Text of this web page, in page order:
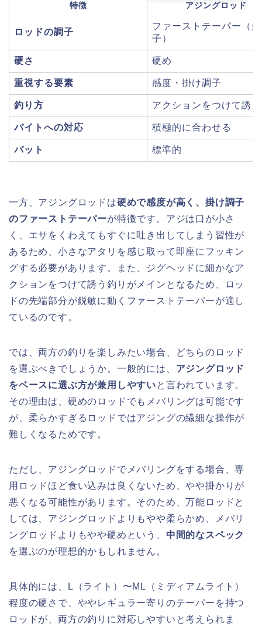
特徴 アジングロッド
ロッドの調子
ファーストテーパー（
子）
硬さ 硬め
重視する要素 感度・掛け調子
釣り方 アクションをつけて誘う
バイトへの対応 積極的に合わせる
バット 標準的
一方、アジングロッドは硬めで感度が高く、掛け調子
のファーストテーパーが特徴です。アジは口が小さ
く、エサをくわえてもすぐに吐き出してしまう習性が
あるため、小さなアタリを感じ取って即座にフッキン
グする必要があります。また、ジグヘッドに細かなア
クションをつけて誘う釣りがメインとなるため、ロッ
ドの先端部分が鋭敏に動くファーストテーパーが適し
ているのです。
では、両方の釣りを楽しみたい場合、どちらのロッド
を選ぶべきでしょうか。一般的には、 アジングロッド
をベースに選ぶ方が兼用しやすいと言われています。
その理由は、硬めのロッドでもメバリングは可能です
が、柔らかすぎるロッドではアジングの繊細な操作が
難しくなるためです。
ただし、アジングロッドでメバリングをする場合、専
用ロッドほど食い込みは良くないため、やや掛かりが
悪くなる可能性があります。そのため、万能ロッドと
しては、アジングロッドよりもやや柔らかめ、メバリ
ングロッドよりもやや硬めという、 中間的なスペック
を選ぶのが理想的かもしれません。
具体的には、L（ライト）〜ML（ミディアムライト）
程度の硬さで、ややレギュラー寄りのテーパーを持つ
ロッドが、両方の釣りに対応しやすいと考えられま